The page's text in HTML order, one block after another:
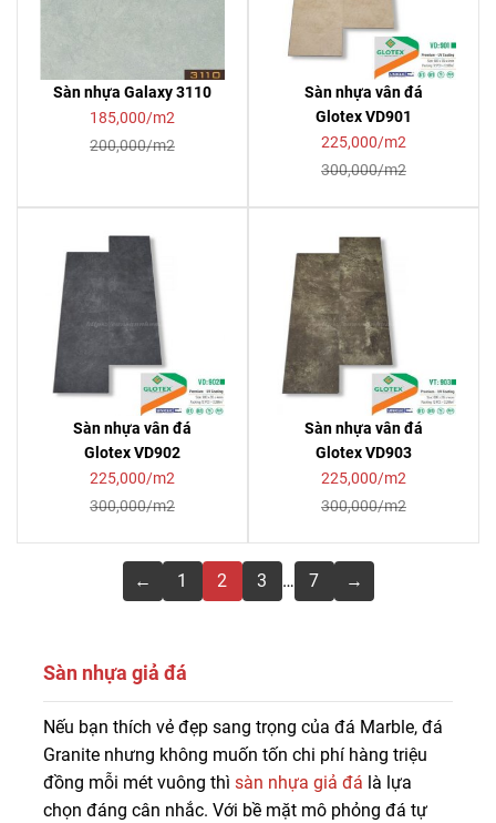
Sàn nhựa Galaxy 3110
185,000/m2
200,000/m2
Sàn nhựa vân đá
Glotex VD901
225,000/m2
300,000/m2
Sàn nhựa vân đá
Glotex VD902
225,000/m2
300,000/m2
Sàn nhựa vân đá
Glotex VD903
225,000/m2
300,000/m2
← 1 2 3 … 7 →
Sàn nhựa giả đá
Mua sàn nhựa giả đá chất lượng giá tốt, bảo hành dài
lâu tại Sàn Đẹp. Liên hệ 0916.422.522 để được tư vấn,
báo giá sàn nhựa vân đá giá rẻ chi tiết.
Nếu bạn thích vẻ đẹp sang trọng của đá Marble, đá
Granite nhưng không muốn tốn chi phí hàng triệu
đồng mỗi mét vuông thì sàn nhựa giả đá là lựa
chọn đáng cân nhắc. Với bề mặt mô phỏng đá tự